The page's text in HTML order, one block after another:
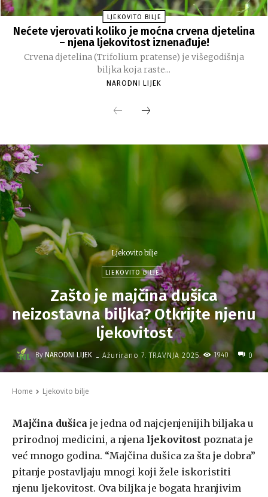
LJEKOVITO BILJE
Nećete vjerovati koliko je moćna crvena djetelina
– njena ljekovitost iznenađuje!
Crvena djetelina (Trifolium pratense) je višegodišnja
biljka koja raste...
NARODNI LIJEK